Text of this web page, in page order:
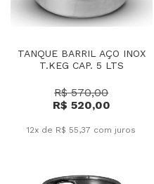
TANQUE BARRIL AÇO INOX
T.KEG CAP. 5 LTS
R$ 570,00
R$ 520,00
12x de R$ 55,37 com juros